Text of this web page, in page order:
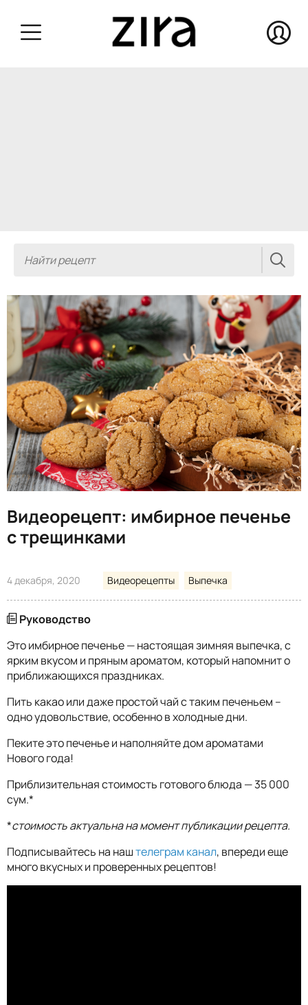
Видеорецепт: имбирное печенье
с трещинками
4 декабря, 2020 Видеорецепты Выпечка
Руководство
Это имбирное печенье — настоящая зимняя выпечка, с
ярким вкусом и пряным ароматом, который напомнит о
приближающихся праздниках.
Пить какао или даже простой чай с таким печеньем –
одно удовольствие, особенно в холодные дни.
Пеките это печенье и наполняйте дом ароматами
Нового года!
Приблизительная стоимость готового блюда — 35 000
сум.*
*стоимость актуальна на момент публикации рецепта.
Подписывайтесь на наштелеграм канал, впереди еще
много вкусных и проверенных рецептов!